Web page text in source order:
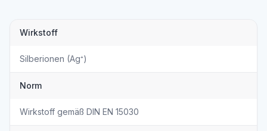
Wirkstoff
Silberionen (Ag⁺)
Norm
Wirkstoff gemäß DIN EN 15030